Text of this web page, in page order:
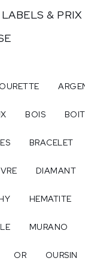
& PRIX
BOIS
BRACELET
DIAMANT
HEMATITE
MURANO
OR OURSIN